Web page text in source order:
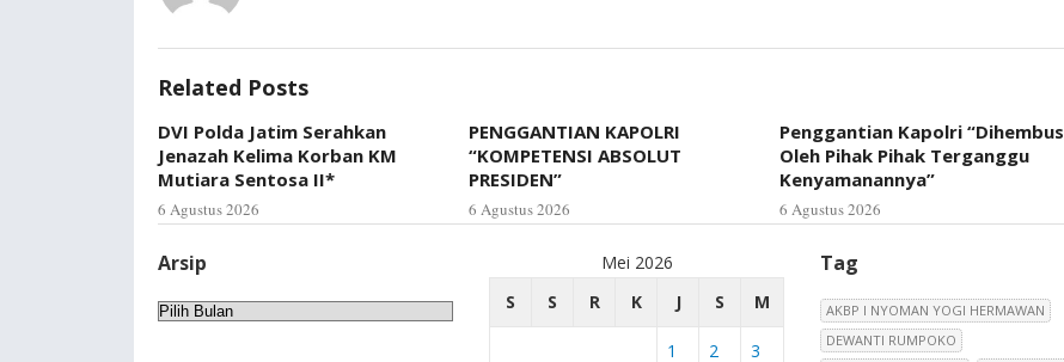
Related Posts
DVI Polda Jatim Serahkan
Jenazah Kelima Korban KM
Mutiara Sentosa II*
6 Agustus 2026
PENGGANTIAN KAPOLRI
“KOMPETENSI ABSOLUT
PRESIDEN”
6 Agustus 2026
Penggantian Kapolri “Dihembus
Oleh Pihak Pihak Terganggu
Kenyamanannya”
6 Agustus 2026
Arsip
Arsip
Mei 2026
S
S R K J S M
1 2 3
Tag
AKBP I NYOMAN YOGI HERMAWAN
DEWANTI RUMPOKO